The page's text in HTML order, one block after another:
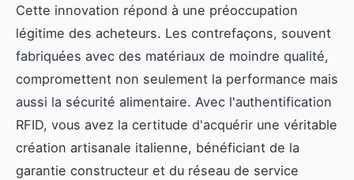
Cette innovation répond à une préoccupation
légitime des acheteurs. Les contrefaçons, souvent
fabriquées avec des matériaux de moindre qualité,
compromettent non seulement la performance mais
aussi la sécurité alimentaire. Avec l'authentification
RFID, vous avez la certitude d'acquérir une véritable
création artisanale italienne, bénéficiant de la
garantie constructeur et du réseau de service